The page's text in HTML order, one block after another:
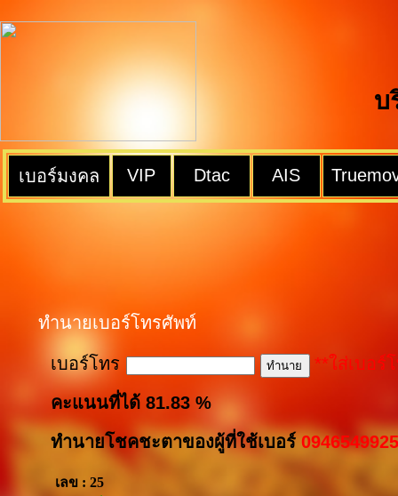
บ
เบอร์มงคล VIP Dtac AIS
ทำนายเบอร์โทรศัพท์
เบอร์โทร
**ใส่เบอร์
คะแนนที่ได้ 81.83 %
ทำนายโชคชะตาของผู้ที่ใช้เบอร์
เลข : 25